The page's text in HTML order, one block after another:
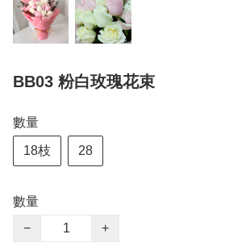
BB03 粉白玫瑰花束
數量
18枝 28
數量
−
+